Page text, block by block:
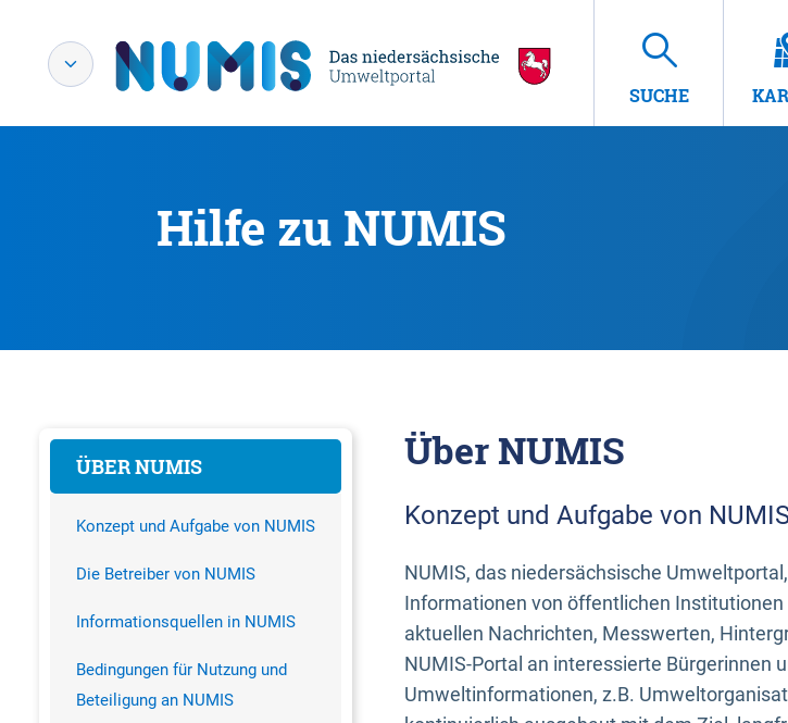
SUCHE
Hilfe zu NUMIS
ÜBER NUMIS
Konzept und Aufgabe von NUMIS
Die Betreiber von NUMIS
Informationsquellen in NUMIS
Bedingungen für Nutzung und
Beteiligung an NUMIS
Über NUMIS
Konzept und Aufgabe von
NUMIS, das niedersächsische
Informationen von öffentlichen
aktuellen Nachrichten, Messwerten,
NUMIS-Portal an interessierte Bürgerinnen
Umweltinformationen, z.B.